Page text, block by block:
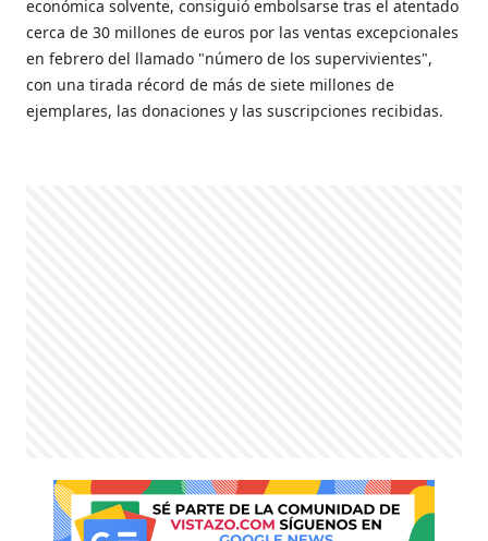
económica solvente, consiguió embolsarse tras el atentado
cerca de 30 millones de euros por las ventas excepcionales
en febrero del llamado "número de los supervivientes",
con una tirada récord de más de siete millones de
ejemplares, las donaciones y las suscripciones recibidas.